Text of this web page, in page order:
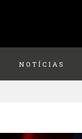
NOTÍCIAS